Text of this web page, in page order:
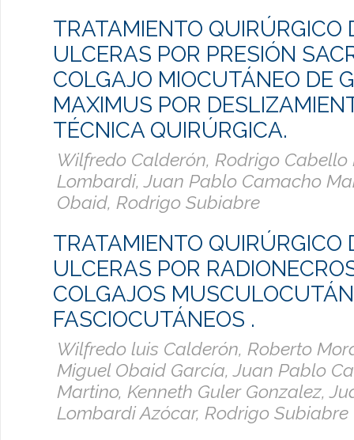
TRATAMIENTO QUIRÚRGICO
ULCERAS POR PRESIÓN
COLGAJO MIOCUTÁNEO DE
MAXIMUS POR
TÉCNICA QUIRÚRGICA.
Wilfredo Calderón, Rodrigo Cabello
Lombardi, Juan Pablo Camacho
Obaid, Rodrigo Subiabre
TRATAMIENTO QUIRÚRGICO
ULCERAS POR
COLGAJOS
FASCIOCUTÁNEOS .
Wilfredo luis Calderón, Roberto
Miguel Obaid García, Juan Pablo
Martino, Kenneth Guler Gonzalez,
Lombardi Azócar, Rodrigo Subiabre